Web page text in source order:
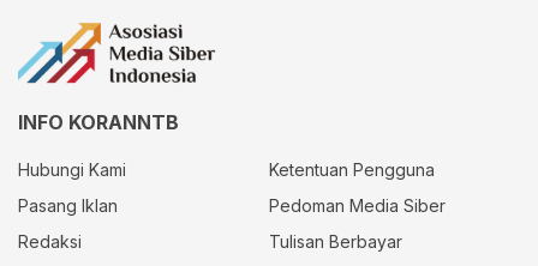
INFO KORANNTB
Hubungi Kami
Ketentuan Pengguna
Pasang Iklan
Pedoman Media Siber
Redaksi
Tulisan Berbayar